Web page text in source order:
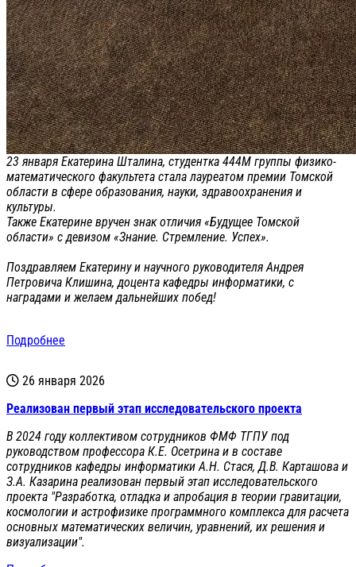
23 января Екатерина Шталина, студентка 444М группы физико-
математического факультета стала лауреатом премии Томской
области в сфере образования, науки, здравоохранения и
культуры.
Также Екатерине вручен знак отличия «Будущее Томской
области» с девизом «Знание. Стремление. Успех».
Поздравляем Екатерину и научного руководителя Андрея
Петровича Клишина, доцента кафедры информатики, с
наградами и желаем дальнейших побед!
Подробнее
26 января 2026
Реализован первый этап исследовательского проекта
В 2024 году коллективом сотрудников ФМФ ТГПУ под
руководством профессора К.Е. Осетрина и в составе
сотрудников кафедры информатики А.Н. Стася, Д.В. Карташова и
З.А. Казарина реализован первый этап исследовательского
проекта "Разработка, отладка и апробация в теории гравитации,
космологии и астрофизике программного комплекса для расчета
основных математических величин, уравнений, их решения и
визуализации".